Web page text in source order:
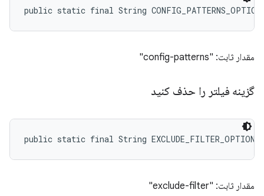
public static final String CONFIG_PATTERNS_OPTION
مقدار ثابت: "config-patterns"
گزینه فیلتر را حذف کنید
public static final String EXCLUDE_FILTER_OPTION
مقدار ثابت: "exclude-filter"